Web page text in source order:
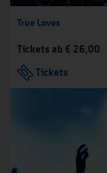
True Loves
Tickets ab € 26,00
Tickets